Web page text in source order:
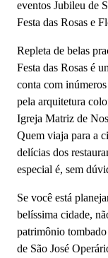
eventos Jubileu de
Festa das Rosas e
Repleta de belas
Festa das Rosas é
conta com
pela arquitetura
Igreja Matriz de
Quem viaja para a
delícias dos
especial é, sem
Se você está
belíssima cidade,
patrimônio
de São José